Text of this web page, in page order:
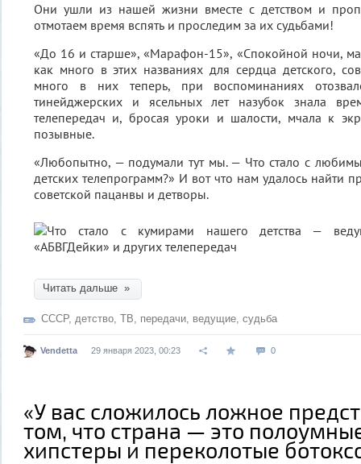
Они ушли из нашей жизни вместе с детством и
отмотаем время вспять и проследим за их судьбами!
«До 16 и старше», «Марафон-15», «Спокойной ночи,
как много в этих названиях для сердца детского,
много в них теперь, при воспоминаниях
тинейджерских и ясельных лет назубок знала
телепередач и, бросая уроки и шалости, мчала к
позывные.
«Любопытно, — подумали тут мы. — Что стало с
детских телепрограмм?» И вот что нам удалось найти
советской пацанвы и детворы.
Читать дальше »
СССР, детство, ТВ, передачи, ведущие, судьба
Vendetta 29 января 2023, 00:23 0
«У вас сложилось ложное
том, что страна — это
хипстеры и переколотые